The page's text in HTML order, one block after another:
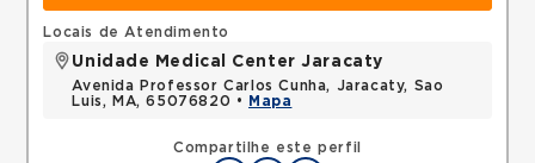
Compartilhe este perfil
Locais de Atendimento
Unidade Medical Center Jaracaty
Avenida Professor Carlos Cunha, Jaracaty, Sao
Luis, MA, 65076820 •
Mapa